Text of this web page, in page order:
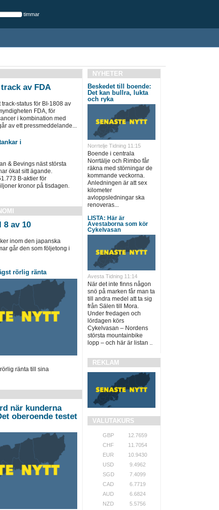
timmar
av FDA
status för BI-1808 av
FDA, för
i kombination med
av ett pressmeddelande...
i
& Bevings näst största
ökat sitt ägande.
B-aktier för
kronor på tisdagen.
8 av 10
inom den japanska
går den som följetong i
rörlig ränta
ränta till sina
när kunderna
oberoende testet
NYHETER
Beskedet till boende:
Det kan bullra, lukta
och ryka
Norrtelje Tidning 11:15
Boende i centrala
Norrtälje och Rimbo får
räkna med störningar de
kommande veckorna.
Anledningen är att sex
kilometer
avloppsledningar ska
renoveras...
LISTA: Här är
Avestaborna som kör
Cykelvasan
Avesta Tidning 11:14
När det inte finns någon
snö på marken får man ta
till andra medel att ta sig
från Sälen till Mora.
Under fredagen och
lördagen körs
Cykelvasan – Nordens
största mountainbike
lopp – och här är listan ..
REKLAM
VALUTAKURS
GBP
12.7659
CHF
11.7054
EUR
10.9430
USD
9.4962
SGD
7.4099
CAD
6.7719
AUD
6.6824
NZD
5.5756